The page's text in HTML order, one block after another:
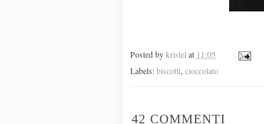
Posted by kristel at 11:05
Labels: biscotti, cioccolato
42 COMMENTI